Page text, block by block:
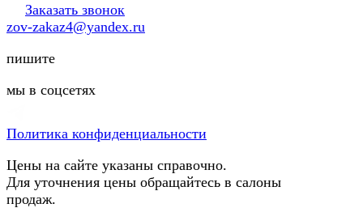
Заказать звонок
zov-zakaz4@yandex.ru
пишите
мы в соцсетях
Политика конфиденциальности
Цены на сайте указаны справочно.
Для уточнения цены обращайтесь в салоны
продаж.